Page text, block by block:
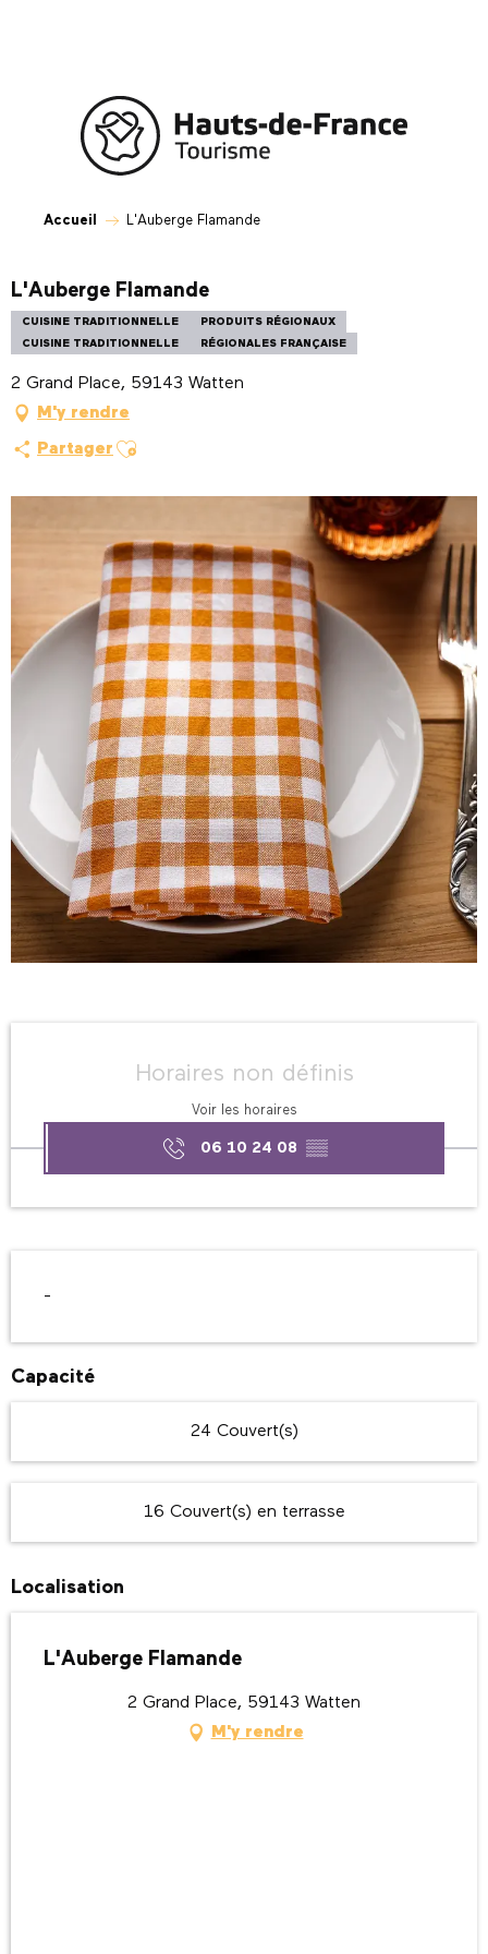
Accueil L'Auberge Flamande
L'Auberge Flamande
CUISINE TRADITIONNELLE
PRODUITS RÉGIONAUX
CUISINE TRADITIONNELLE
RÉGIONALES FRANÇAISE
2 Grand Place, 59143 Watten
M'y rendre
Partager Ajouter aux favoris
Horaires non définis
Voir les horaires
06 10 24 08 ▒▒
-
Capacité
24 Couvert(s)
16 Couvert(s) en terrasse
Localisation
L'Auberge Flamande
2 Grand Place, 59143 Watten
M'y rendre